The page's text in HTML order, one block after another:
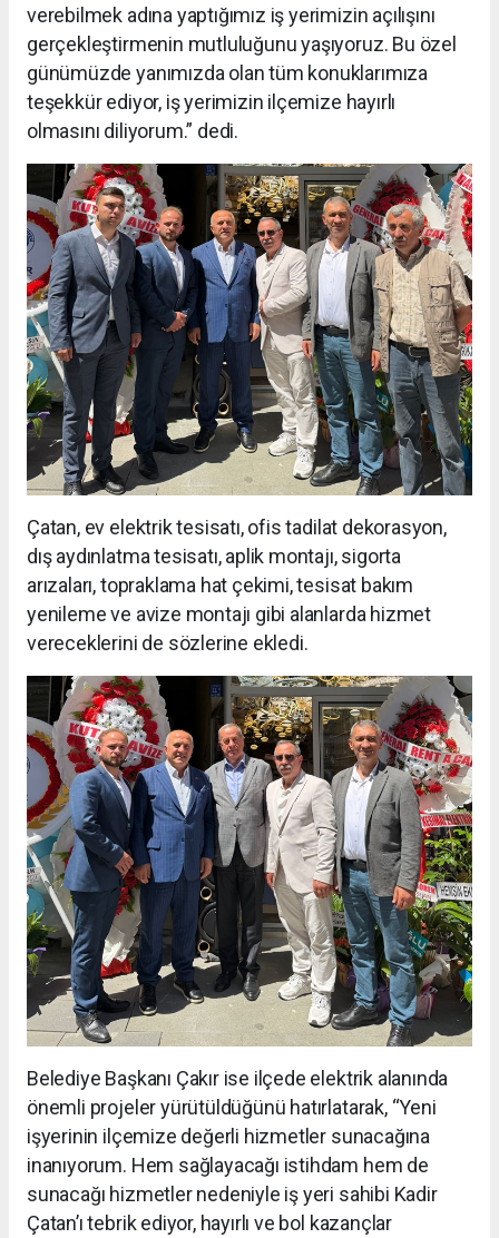
verebilmek adına yaptığımız iş yerimizin açılışını
gerçekleştirmenin mutluluğunu yaşıyoruz. Bu özel
günümüzde yanımızda olan tüm konuklarımıza
teşekkür ediyor, iş yerimizin ilçemize hayırlı
olmasını diliyorum.” dedi.
Çatan, ev elektrik tesisatı, ofis tadilat dekorasyon,
dış aydınlatma tesisatı, aplik montajı, sigorta
arızaları, topraklama hat çekimi, tesisat bakım
yenileme ve avize montajı gibi alanlarda hizmet
vereceklerini de sözlerine ekledi.
Belediye Başkanı Çakır ise ilçede elektrik alanında
önemli projeler yürütüldüğünü hatırlatarak, “Yeni
işyerinin ilçemize değerli hizmetler sunacağına
inanıyorum. Hem sağlayacağı istihdam hem de
sunacağı hizmetler nedeniyle iş yeri sahibi Kadir
Çatan’ı tebrik ediyor, hayırlı ve bol kazançlar